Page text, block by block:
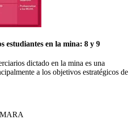
estudiantes en la mina: 8 y 9
dictado en la mina es una
a los objetivos estratégicos de
MARA